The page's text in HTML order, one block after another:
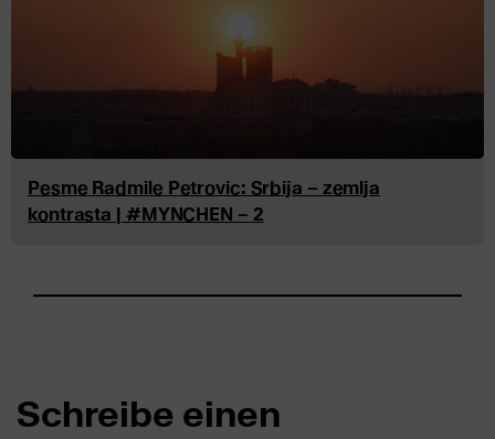
Pesme Radmile Petrovic: Srbija – zemlja
kontrasta | #MYNCHEN – 2
Schreibe einen